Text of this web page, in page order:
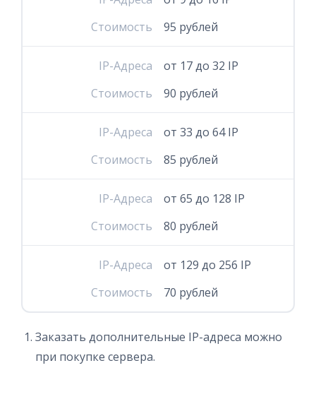
Стоимость
95 рублей
IP-Адреса
от 17 до 32 IP
Стоимость
90 рублей
IP-Адреса
от 33 до 64 IP
Стоимость
85 рублей
IP-Адреса
от 65 до 128 IP
Стоимость
80 рублей
IP-Адреса
от 129 до 256 IP
Стоимость
70 рублей
Заказать дополнительные IP-адреса можно
при покупке сервера.